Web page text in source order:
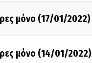
μόνο (17/01/2022)
μόνο (14/01/2022)